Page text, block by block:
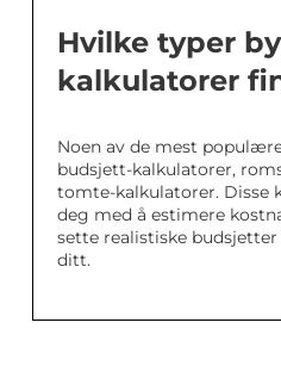
Hvilke typer
kalkulatorer
Noen av de mest
budsjett-kalkulatorer,
tomte-kalkulatorer. Disse
deg med å estimere
sette realistiske
ditt.